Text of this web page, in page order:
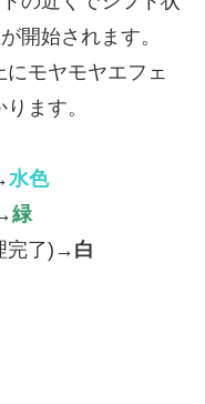
開始されます。
にモヤモヤエフェ
ます。
水色
緑
了)→白